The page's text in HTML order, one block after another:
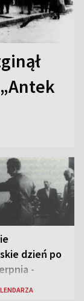
dzień po
-
radio